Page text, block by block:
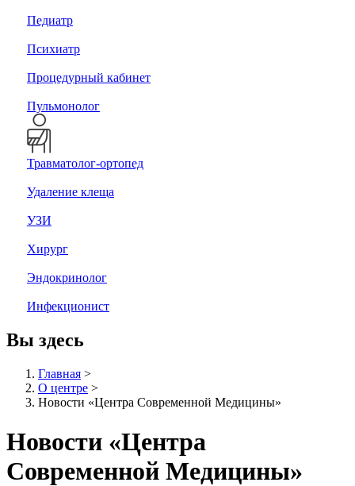
Педиатр
Психиатр
Процедурный кабинет
Пульмонолог
Травматолог-ортопед
Удаление клеща
УЗИ
Хирург
Эндокринолог
Инфекционист
Вы здесь
Главная >
О центре >
Новости «Центра Современной Медицины»
Новости «Центра
Современной Медицины»